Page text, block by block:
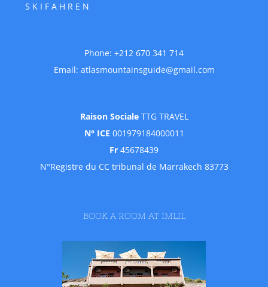
SKIFAHREN
Phone: +212 670 341 714
Email: atlasmountainsguide@gmail.com
Raison SocialeTTG TRAVEL
N° ICE 001979184000011
Fr 45678439
N°Registre du CC tribunal de Marrakech 83773
BOOK A ROOM AT IMLIL